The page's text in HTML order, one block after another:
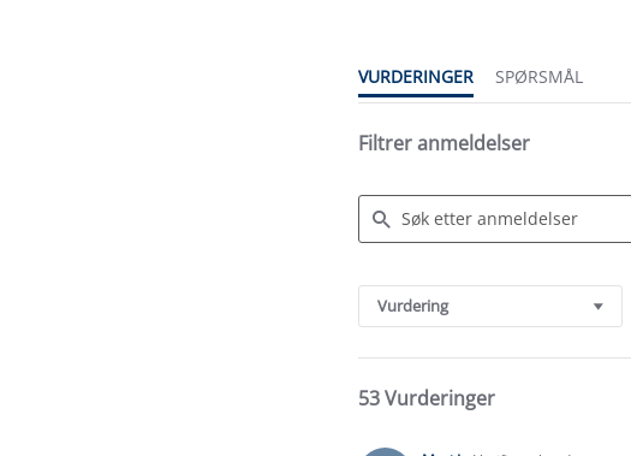
VURDERINGER
SPØRSMÅL
Filtrer anmeldelser
Reviews
Vurdering
53 Vurderinger